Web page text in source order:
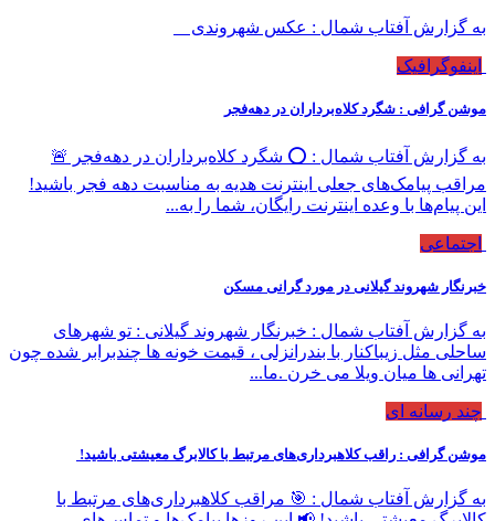
به گزارش آفتاب شمال : عکس شهروندی
اینفوگرافیک
موشن گرافی : شگرد کلاه‌برداران در دهه‌فجر
به گزارش آفتاب شمال : ⭕️ شگرد کلاه‌برداران در دهه‌فجر 🚨
مراقب پیامک‌های جعلی اینترنت هدیه به مناسبت دهه فجر باشید!
این پیام‌ها با وعده اینترنت رایگان، شما را به...
اجتماعی
خبرنگار شهروند گیلانی در مورد گرانی مسکن
به گزارش آفتاب شمال : خبرنگار شهروند گیلانی : تو شهرهای
ساحلی مثل زیباکنار با بندرانزلی ، قیمت خونه ها چندبرابر شده چون
تهرانی ها میان ویلا می خرن .ما...
چند رسانه ای
موشن گرافی : راقب کلاهبرداری‌های مرتبط با کالابرگ معیشتی باشید!
به گزارش آفتاب شمال : 🎯 مراقب کلاهبرداری‌های مرتبط با